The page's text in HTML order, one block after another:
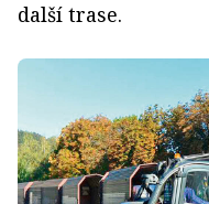
další trase.